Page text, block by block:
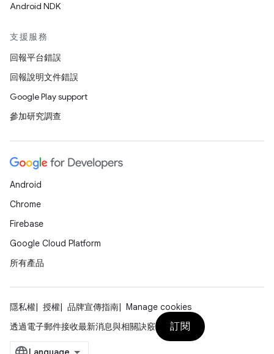
Android NDK
支援服務
回報平台錯誤
回報說明文件錯誤
Google Play support
參加研究調查
Android
Chrome
Firebase
Google Cloud Platform
所有產品
隱私權 授權 品牌宣傳指南
Manage cookies
透過電子郵件接收最新消息與相關訣竅
訂閱